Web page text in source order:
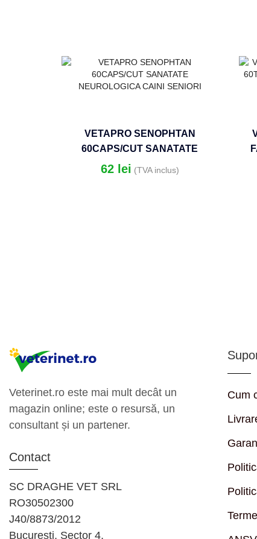
VETAPRO SENOPHTAN
60CAPS/CUT SANATATE
NEUROLOGICA CAINI SENIORI
62 lei (TVA inclus)
Veterinet.ro este mai mult decât un
magazin online; este o resursă, un
consultant și un partener.
Contact
SC DRAGHE VET SRL
RO30502300
J40/8873/2012
București, Sector 4,
Cum